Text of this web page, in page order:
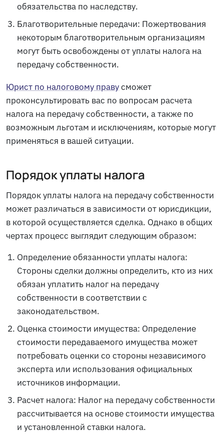
обязательства по наследству.
Благотворительные передачи: Пожертвования
некоторым благотворительным организациям
могут быть освобождены от уплаты налога на
передачу собственности.
Юрист по налоговому правусможет
проконсультировать вас по вопросам расчета
налога на передачу собственности, а также по
возможным льготам и исключениям, которые могут
применяться в вашей ситуации.
Порядок уплаты налога
Порядок уплаты налога на передачу собственности
может различаться в зависимости от юрисдикции,
в которой осуществляется сделка. Однако в общих
чертах процесс выглядит следующим образом:
Определение обязанности уплаты налога:
Стороны сделки должны определить, кто из них
обязан уплатить налог на передачу
собственности в соответствии с
законодательством.
Оценка стоимости имущества: Определение
стоимости передаваемого имущества может
потребовать оценки со стороны независимого
эксперта или использования официальных
источников информации.
Расчет налога: Налог на передачу собственности
рассчитывается на основе стоимости имущества
и установленной ставки налога.